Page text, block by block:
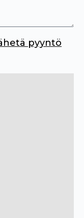
pyyntö